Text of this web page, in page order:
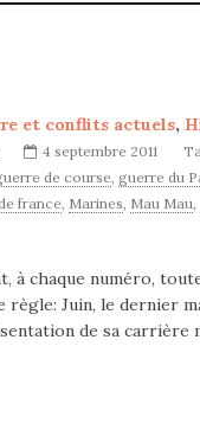
et conflits actuels,
4 septembre 2011
de course, guerre du
france, Marines, Mau Mau,
à chaque numéro,
Juin, le dernier
de sa